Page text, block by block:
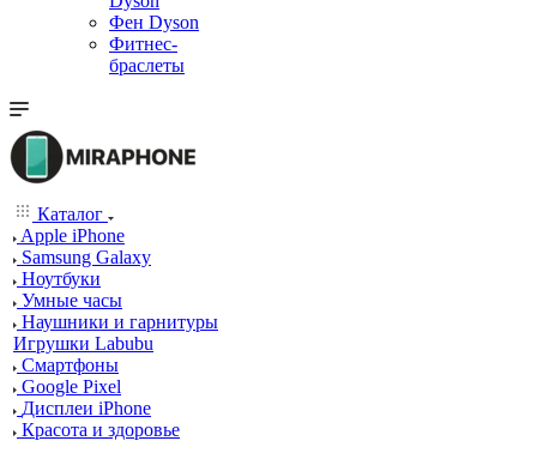
Фен Dyson
Фитнес-
браслеты
Каталог
Apple iPhone
Samsung Galaxy
Ноутбуки
Умные часы
Наушники и гарнитуры
Игрушки Labubu
Смартфоны
Google Pixel
Дисплеи iPhone
Красота и здоровье